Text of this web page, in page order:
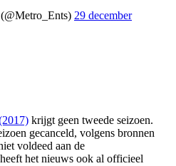
29 december
krijgt geen tweede seizoen.
gecanceld, volgens bronnen
voldeed aan de
het nieuws ook al officieel